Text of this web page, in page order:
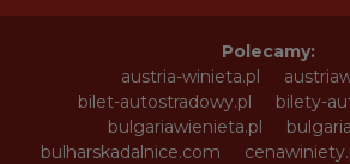
Polecamy:
austria-winieta.pl
bilet-autostradowy.pl
bilety-
bulgariawienieta.pl
bulharskadalnice.com